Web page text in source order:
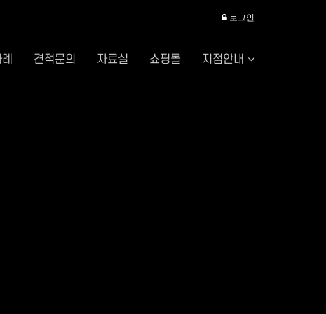
로그인
견적문의 자료실 쇼핑몰 지점안내